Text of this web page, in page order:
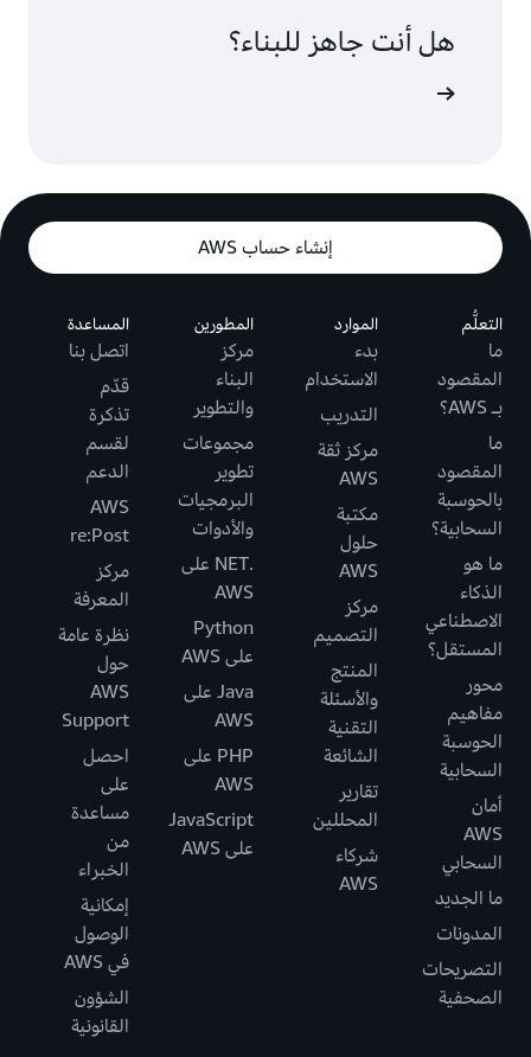
هل أنت جاهز للبناء؟
إنشاء حساب AWS
التعلُّم
ما
المقصود
بـ AWS؟
ما
المقصود
بالحوسبة
السحابية؟
ما هو
الذكاء
الاصطناعي
المستقل؟
محور
مفاهيم
الحوسبة
السحابية
أمان
AWS
السحابي
ما الجديد
المدونات
التصريحات
الصحفية
الموارد
بدء
الاستخدام
التدريب
مركز ثقة
AWS
مكتبة
حلول
AWS
مركز
التصميم
المنتج
والأسئلة
التقنية
الشائعة
تقارير
المحللين
شركاء
AWS
المطورين
مركز
البناء
والتطوير
مجموعات
تطوير
البرمجيات
والأدوات
.NET على
AWS
Python
على AWS
Java على
AWS
PHP على
AWS
JavaScript
على AWS
المساعدة
اتصل بنا
قدّم
تذكرة
لقسم
الدعم
AWS
re:Post
مركز
المعرفة
نظرة عامة
حول
AWS
Support
احصل
على
مساعدة
من
الخبراء
إمكانية
الوصول
في AWS
الشؤون
القانونية